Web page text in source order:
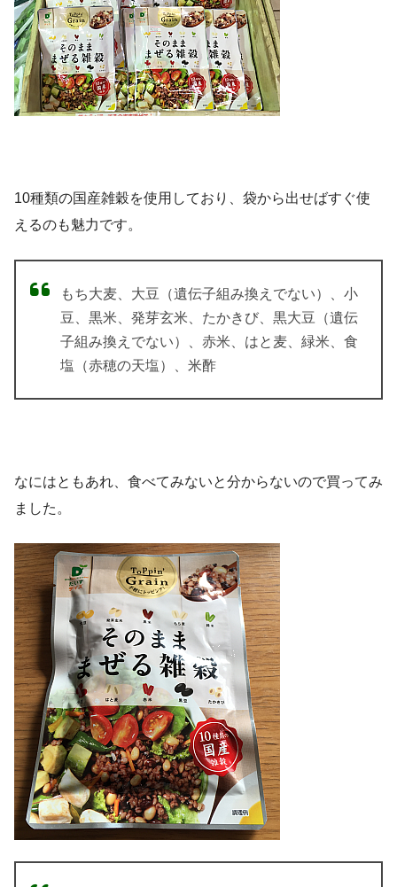
10種類の国産雑穀を使用しており、袋から出せばすぐ使
えるのも魅力です。
もち大麦、大豆（遺伝子組み換えでない）、小
豆、黒米、発芽玄米、たかきび、黒大豆（遺伝
子組み換えでない）、赤米、はと麦、緑米、食
塩（赤穂の天塩）、米酢
なにはともあれ、食べてみないと分からないので買ってみ
ました。